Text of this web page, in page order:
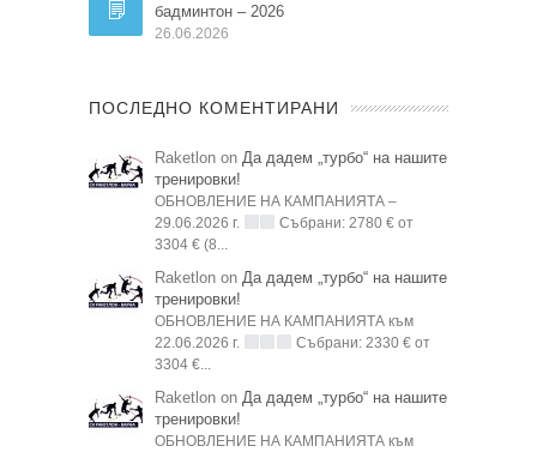
бадминтон – 2026
26.06.2026
ПОСЛЕДНО КОМЕНТИРАНИ
Raketlon on Да дадем „турбо“ на нашите
тренировки!
ОБНОВЛЕНИЕ НА КАМПАНИЯТА –
29.06.2026 г.
Събрани: 2780 € от
3304 € (8...
Raketlon on Да дадем „турбо“ на нашите
тренировки!
ОБНОВЛЕНИЕ НА КАМПАНИЯТА към
22.06.2026 г.
Събрани: 2330 € от
3304 €...
Raketlon on Да дадем „турбо“ на нашите
тренировки!
ОБНОВЛЕНИЕ НА КАМПАНИЯТА към